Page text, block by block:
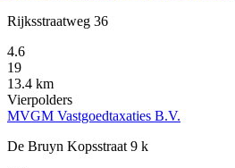
Rijksstraatweg 36
4.6
19
13.4 km
Vierpolders
MVGM Vastgoedtaxaties B.V.
De Bruyn Kopsstraat 9 k